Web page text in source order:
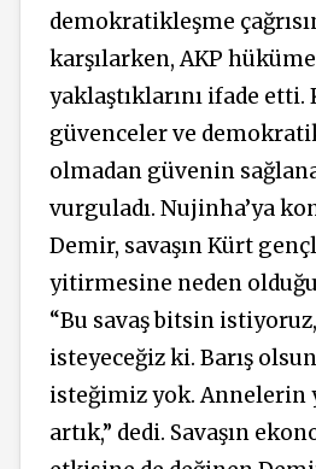
demokratikleşme
karşılarken, AKP
yaklaştıklarını ifade etti.
güvenceler ve
olmadan güvenin
vurguladı. Nujinha’ya
Demir, savaşın Kürt
yitirmesine neden
“Bu savaş bitsin
isteyeceğiz ki. Barış
isteğimiz yok. Annelerin
artık,” dedi. Savaşın